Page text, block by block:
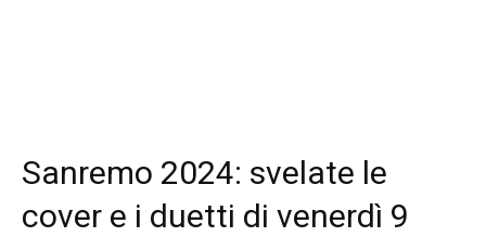
Sanremo 2024: svelate le
cover e i duetti di venerdì 9